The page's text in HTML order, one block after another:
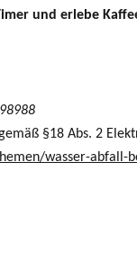
und erlebe
§18 Abs. 2
wasser-